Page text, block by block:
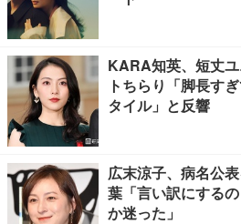
KARA知英、短丈
トちらり「脚長す
タイル」と反響
広末涼子、病名公
葉「言い訳にする
か迷った」